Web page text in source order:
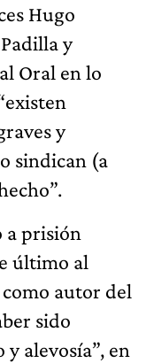
Hugo
y
Oral en lo
y
sindican (a
a prisión
último al
autor del
sido
alevosía”, en